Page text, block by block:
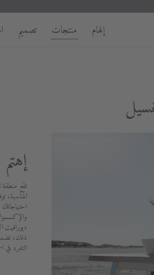
إلهام منتجات تصميم
تقع
المناسبة،
ديورافيت
ذلك،
التفرد في